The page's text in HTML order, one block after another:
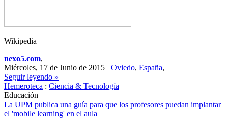
Wikipedia
nexo5.com,
Miércoles, 17 de Junio de 2015 Oviedo, España,
Seguir leyendo »
Hemeroteca : Ciencia & Tecnología
Educación
La UPM publica una guía para que los profesores puedan implantar
el 'mobile learning' en el aula